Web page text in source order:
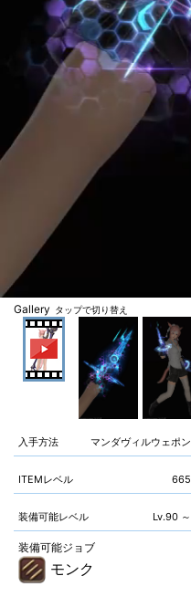
Gallery タップで切り替え
入手方法 マンダヴィルウェポン
ITEMレベル 665
装備可能レベル Lv.90 ～
装備可能ジョブ
モンク